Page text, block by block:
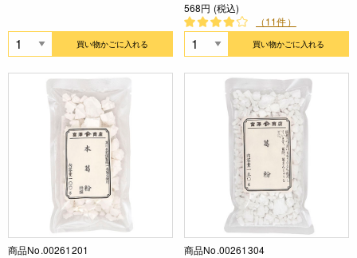
買い物かごに入れる
568円 (税込)
（11件）
買い物かごに入れる
商品No.00261201 商品No.00261304